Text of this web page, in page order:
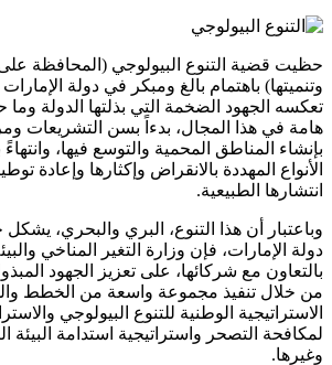
حظيت قضية التنوع البيولوجي (المحافظة على
وتنميتها) باهتمام بالغ ومبكر في دولة الإمارات
تعكسه الجهود الضخمة التي بذلتها الدولة
هامة في هذا المجال، بدءاً بسن التشريعات
بإنشاء المناطق المحمية والتوسع فيها،
الأنواع المهددة بالانقراض وإكثارها وإعادة
انتشارها الطبيعية.
وباعتبار أن هذا التنوع، البري والبحري،
دولة الإمارات، فإن وزارة التغير المناخي
بالتعاون مع شركائها، على تعزيز الجهود
من خلال تنفيذ مجموعة واسعة من الخطط
الاستراتيجية الوطنية للتنوع البيولوجي
لمكافحة التصحر واستراتيجية استدامة البيئة
وغيرها.